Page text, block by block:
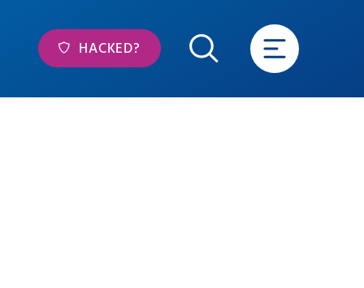
HACKED?